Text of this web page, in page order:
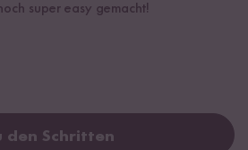
super easy gemacht!
den Schritten